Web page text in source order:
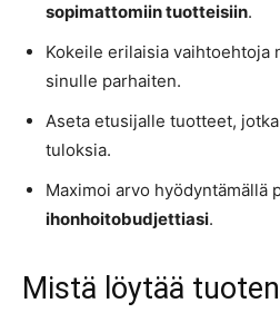
sopimattomiin tuotteisiin.
Kokeile erilaisia vaihtoehtoja
sinulle parhaiten.
Aseta etusijalle tuotteet,
tuloksia.
Maximoi arvo hyödyntämällä
ihonhoitobudjettiasi.
Mistä löytää